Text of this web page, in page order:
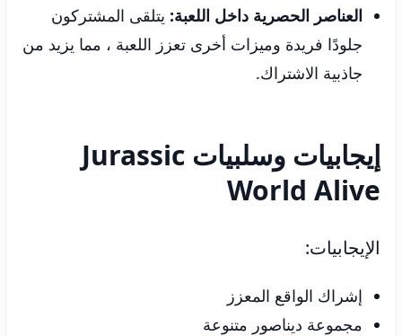
العناصر الحصرية داخل اللعبة: يتلقى المشتركون
جلودًا فريدة وميزات أخرى تعزز اللعبة ، مما يزيد من
جاذبية الاشتراك.
إيجابيات وسلبيات Jurassic
World Alive
الإيجابيات:
إشراك الواقع المعزز
مجموعة ديناصور متنوعة